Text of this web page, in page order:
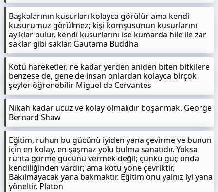
Başkalarının kusurları kolayca görülür ama kendi
kusurumuz görülmez; kişi komşusunun kusurlarını
ayıklar bulur, kendi kusurlarını ise kumarda hile ile zar
saklar gibi saklar. Gautama Buddha
Kötü hareketler, ne kadar yerden aniden biten bitkilere
benzese de, gene de insan onlardan kolayca birçok
şeyler öğrenebilir. Miguel de Cervantes
Nikah kadar ucuz ve kolay olmalıdır boşanmak. George
Bernard Shaw
Eğitim, ruhun bu gücünü iyiden yana çevirme ve bunun
için en kolay, en şaşmaz yolu bulma sanatıdır. Yoksa
ruhta görme gücünü vermek değil; çünkü güç onda
kendiliğinden vardır; ama kötü yöne çevriktir.
Bakılmayacak yana bakmaktır. Eğitim onu yalnız iyi yana
yöneltir. Platon